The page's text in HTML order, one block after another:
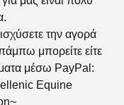
μπορείτε είτε
μέσω PayPal:
Equine